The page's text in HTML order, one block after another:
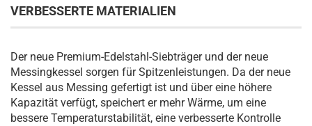
VERBESSERTE MATERIALIEN
Der neue Premium-Edelstahl-Siebträger und der neue
Messingkessel sorgen für Spitzenleistungen. Da der neue
Kessel aus Messing gefertigt ist und über eine höhere
Kapazität verfügt, speichert er mehr Wärme, um eine
bessere Temperaturstabilität, eine verbesserte Kontrolle